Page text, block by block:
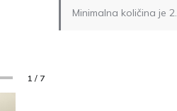
1 / 7
Minimalna količina je 2.